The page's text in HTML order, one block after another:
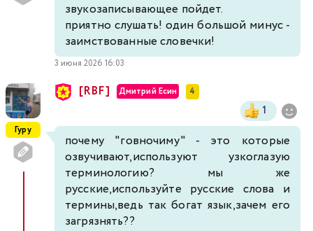
звукозаписывающее пойдет.
приятно слушать! один большой минус -
заимствованные словечки!
3 июня 2026 16:03
Гуру
[RBF] Дмитрий Есин 4
1
почему "говночиму" - это которые
озвучивают,используют узкоглазую
терминологию? мы же
русские,используйте русские слова и
термины,ведь так богат язык,зачем его
загрязнять??